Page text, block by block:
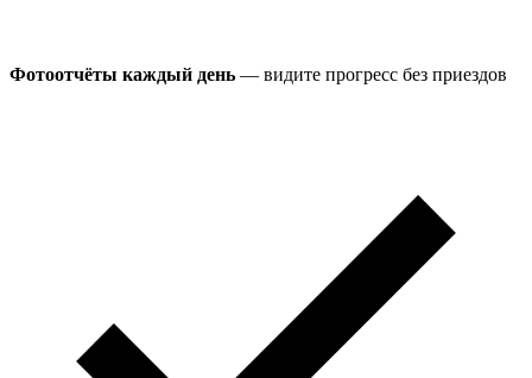
Фотоотчёты каждый день — видите прогресс без приездов